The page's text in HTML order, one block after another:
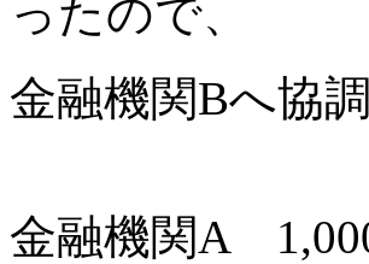
ったので、
金融機関Bへ協
金融機関A